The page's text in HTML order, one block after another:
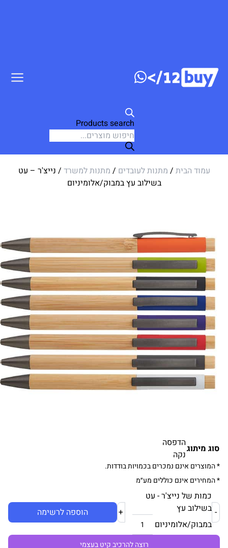
Products search
עמוד הבית/מתנות לעובדים/ מתנות למשרד/ נייצ'ר – עט
בשילוב עץ במבוק/אלומיניום
סוג מיתוג הדפסה
נקה
* המוצרים אינם נמכרים בכמויות בודדות.
* המחירים אינם כוללים מע״מ
כמות של נייצ'ר - עט
בשילוב עץ
במבוק/אלומיניום
הוספה לרשימה
רוצה להרכיב קיט בעצמי